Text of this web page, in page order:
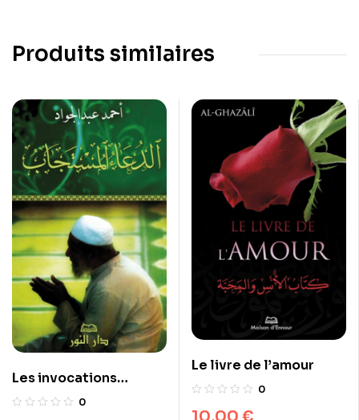
Produits similaires
Les invocations
exaucées (arabe)
0
Le livre de l’amour
0